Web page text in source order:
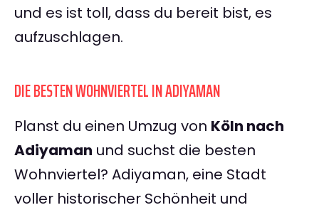
und es ist toll, dass du bereit bist, es
aufzuschlagen.
DIE BESTEN WOHNVIERTEL IN ADIYAMAN
Planst du einen Umzug von Köln nach
Adiyaman und suchst die besten
Wohnviertel? Adiyaman, eine Stadt
voller historischer Schönheit und